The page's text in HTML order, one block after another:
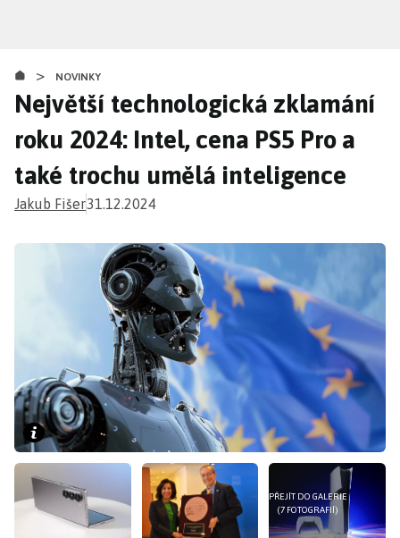
obsahu
> NOVINKY
Největší technologická zklamání
roku 2024: Intel, cena PS5 Pro a
také trochu umělá inteligence
Jakub Fišer31.12.2024
PŘEJÍT DO GALERIE
(7 FOTOGRAFIÍ)